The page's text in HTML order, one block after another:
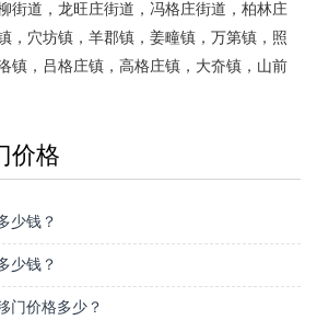
街道，龙旺庄街道，冯格庄街道，柏林庄
，穴坊镇，羊郡镇，姜疃镇，万第镇，照
镇，吕格庄镇，高格庄镇，大夼镇，山前
价格
少钱？
少钱？
门价格多少？